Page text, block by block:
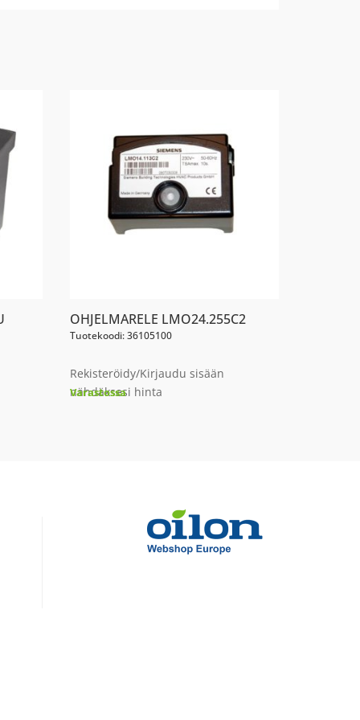
OHJELMARELE LMO24.255C2
Tuotekoodi: 36105100
Rekisteröidy/Kirjaudu sisään
nähdäksesi hinta
Varastossa